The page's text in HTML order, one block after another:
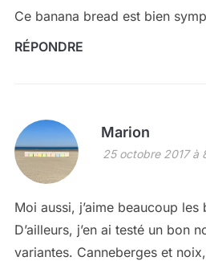
Ce banana bread est bien
RÉPONDRE
Marion
25 octobre 2017 à
Moi aussi, j’aime beaucoup les
D’ailleurs, j’en ai testé un bon
variantes. Canneberges et